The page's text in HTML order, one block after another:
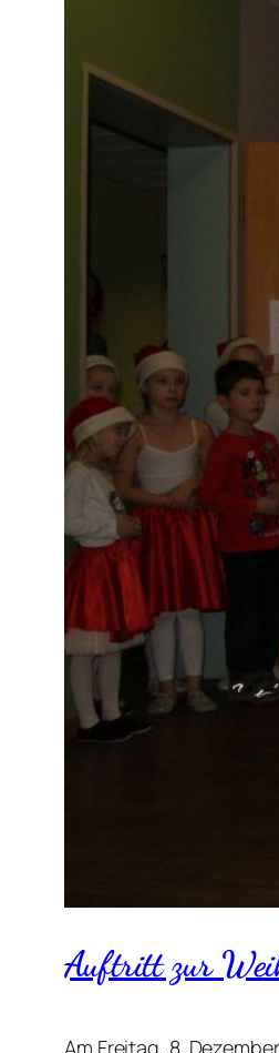
Auftritt zur
Am Freitag, 8.